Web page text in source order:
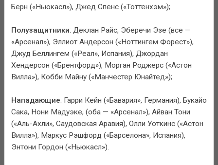
Берн («Ньюкасл»), Джед Спенс («Тоттенхэм»);
Полузащитники: Деклан Райс, Эберечи Эзе (все —
«Арсенал»), Эллиот Андерсон («Ноттингем Форест»),
Джуд Беллингем («Реал», Испания), Джордан
Хендерсон («Брентфорд»), Морган Роджерс («Астон
Вилла»), Кобби Майну («Манчестер Юнайтед»);
Нападающие: Гарри Кейн («Бавария», Германия), Букайо
Сака, Нони Мадуэке, (оба — «Арсенал»), Айван Тони
(«Аль-Ахли», Саудовская Аравия), Олли Уоткинс («Астон
Вилла»), Маркус Рэшфорд («Барселона», Испания),
Энтони Гордон («Ньюкасл»).